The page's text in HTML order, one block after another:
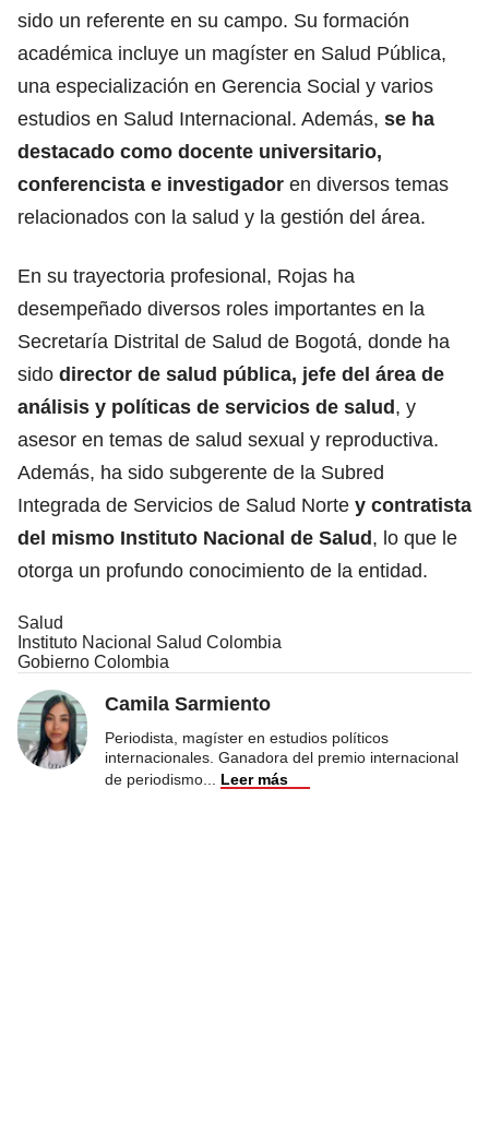
sido un referente en su campo. Su formación
académica incluye un magíster en Salud Pública,
una especialización en Gerencia Social y varios
estudios en Salud Internacional. Además, se ha
destacado como docente universitario,
conferencista e investigador en diversos temas
relacionados con la salud y la gestión del área.
En su trayectoria profesional, Rojas ha
desempeñado diversos roles importantes en la
Secretaría Distrital de Salud de Bogotá, donde ha
sido director de salud pública, jefe del área de
análisis y políticas de servicios de salud, y
asesor en temas de salud sexual y reproductiva.
Además, ha sido subgerente de la Subred
Integrada de Servicios de Salud Norte y contratista
del mismo Instituto Nacional de Salud, lo que le
otorga un profundo conocimiento de la entidad.
Salud
Instituto Nacional Salud Colombia
Gobierno Colombia
Camila Sarmiento
Periodista, magíster en estudios políticos
internacionales. Ganadora del premio internacional
de periodismo
Leer más